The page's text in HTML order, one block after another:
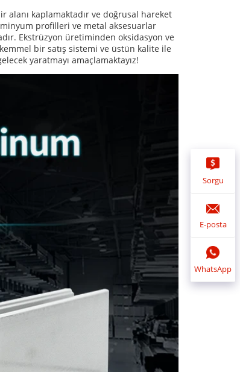
alanı kaplamaktadır ve doğrusal hareket
profilleri ve metal aksesuarlar
Ekstrüzyon üretiminden oksidasyon ve
bir satış sistemi ve üstün kalite ile
yaratmayı amaçlamaktayız!
Sorgu
E-posta
WhatsApp